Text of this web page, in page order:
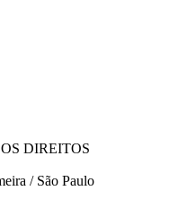
DIREITOS
/ São Paulo